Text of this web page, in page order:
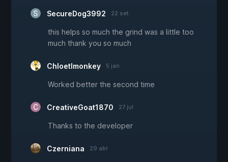
SecureDog3992 22 set
this helps so much the grind was a little too
much thank you so much
Chloetlmonkey 5 jan
Worked better the second time
CreativeGoat1870 27 jul
Thanks to the developer
Czerniana 29 abr